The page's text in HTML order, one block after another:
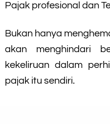
Pajak profesional dan
Bukan hanya
akan menghindari
kekeliruan dalam
pajak itu sendiri.